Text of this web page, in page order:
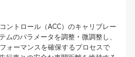
ントロール（ACC）のキャリブレー
ムのパラメータを調整・微調整し、
ォーマンスを確保するプロセスで